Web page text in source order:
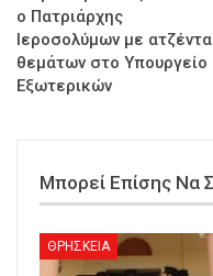
ο Πατριάρχης
Ιεροσολύμων με ατζέντα
θεμάτων στο Υπουργείο
Εξωτερικών
Μπορεί Επίσης Να
ΘΡΗΣΚΕΙΑ